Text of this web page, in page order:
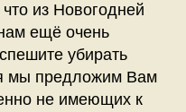
из Новогодней
ещё очень
убирать
мы предложим Вам
не имеющих к